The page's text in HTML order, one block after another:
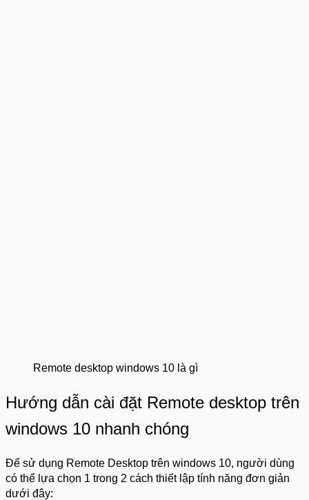
Remote desktop windows 10 là gì
Hướng dẫn cài đặt Remote desktop trên
windows 10 nhanh chóng
Để sử dụng Remote Desktop trên windows 10, người dùng
có thể lựa chọn 1 trong 2 cách thiết lập tính năng đơn giản
dưới đây: